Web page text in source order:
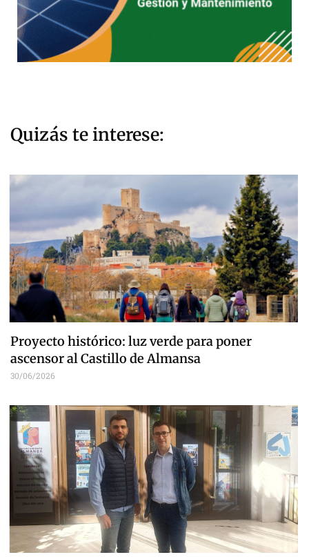
Quizás te interese:
Proyecto histórico: luz verde para poner
ascensor al Castillo de Almansa
30/06/2026